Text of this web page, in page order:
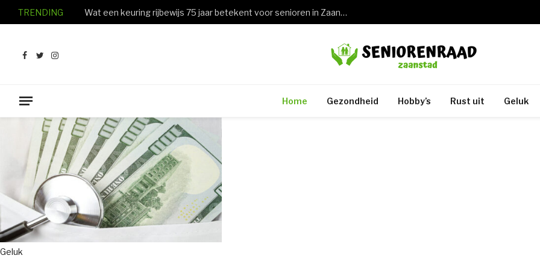
TRENDING Wat een keuring rijbewijs 75 jaar betekent voor senioren in Zaandam en de rest van Zaanstad
Facebook
TwitterInstagram
Home Gezondheid Hobby’s Rust uit Geluk
Geluk